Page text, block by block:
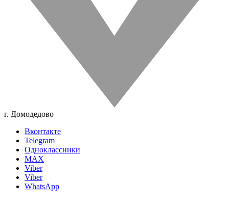
г. Домодедово
Вконтакте
Telegram
Одноклассники
MAX
Viber
Viber
WhatsApp